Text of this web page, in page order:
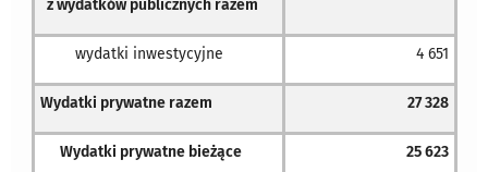
z wydatków publicznych razem
wydatki inwestycyjne 4 651
Wydatki prywatne razem 27 328
Wydatki prywatne bieżące 25 623